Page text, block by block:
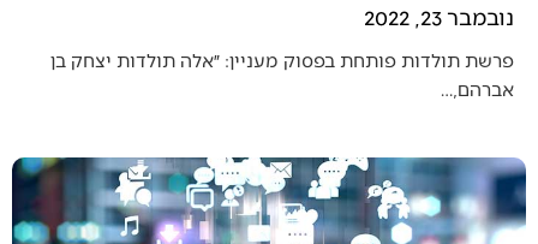
נובמבר 23, 2022
פרשת תולדות פותחת בפסוק מעניין: ״אלה תולדות יצחק בן
אברהם,…